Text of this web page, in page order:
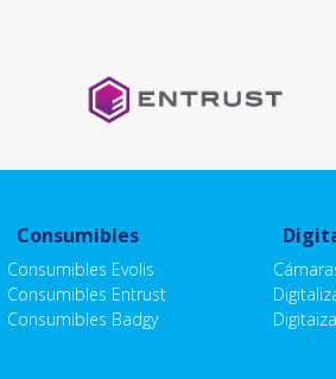
Consumibles
Consumibles Evolis
Consumibles Entrust
Consumibles Badgy